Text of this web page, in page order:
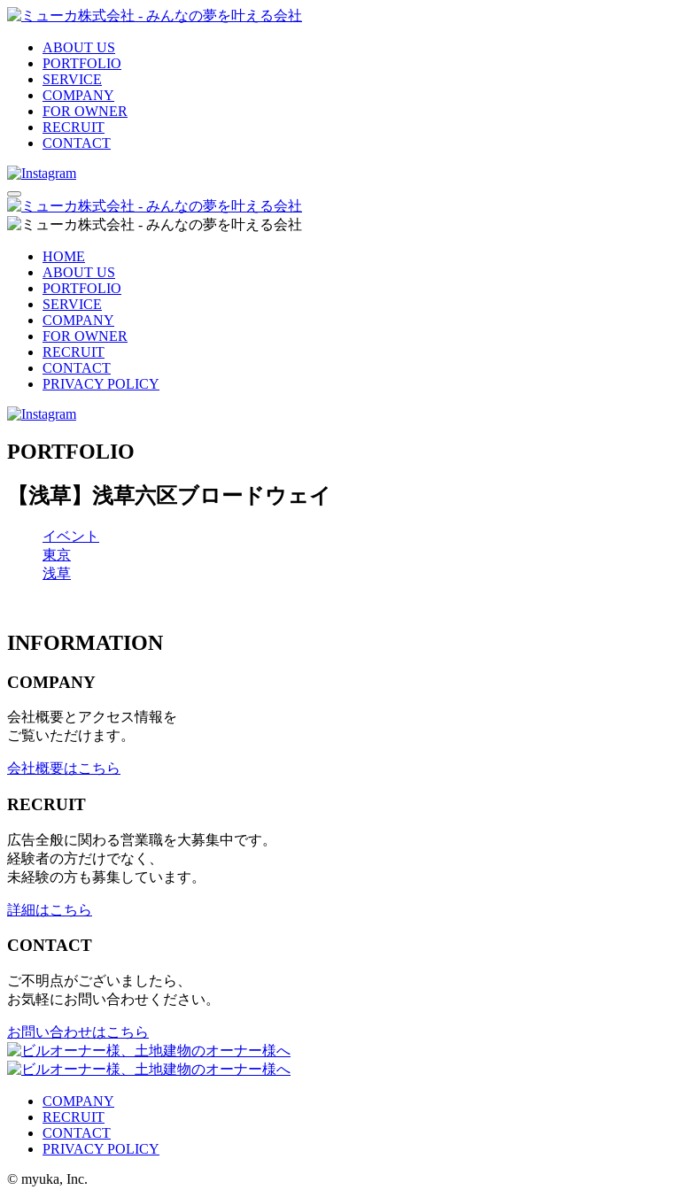
ABOUT US
PORTFOLIO
SERVICE
COMPANY
FOR OWNER
RECRUIT
CONTACT
HOME
ABOUT US
PORTFOLIO
SERVICE
COMPANY
FOR OWNER
RECRUIT
CONTACT
PRIVACY POLICY
PORTFOLIO
【浅草】浅草六区ブロードウェイ
イベント
東京
浅草
INFORMATION
COMPANY
会社概要とアクセス情報を
ご覧いただけます。
会社概要はこちら
RECRUIT
広告全般に関わる営業職を大募集中です。
経験者の方だけでなく、
未経験の方も募集しています。
詳細はこちら
CONTACT
ご不明点がございましたら、
お気軽にお問い合わせください。
お問い合わせはこちら
COMPANY
RECRUIT
CONTACT
PRIVACY POLICY
© myuka, Inc.